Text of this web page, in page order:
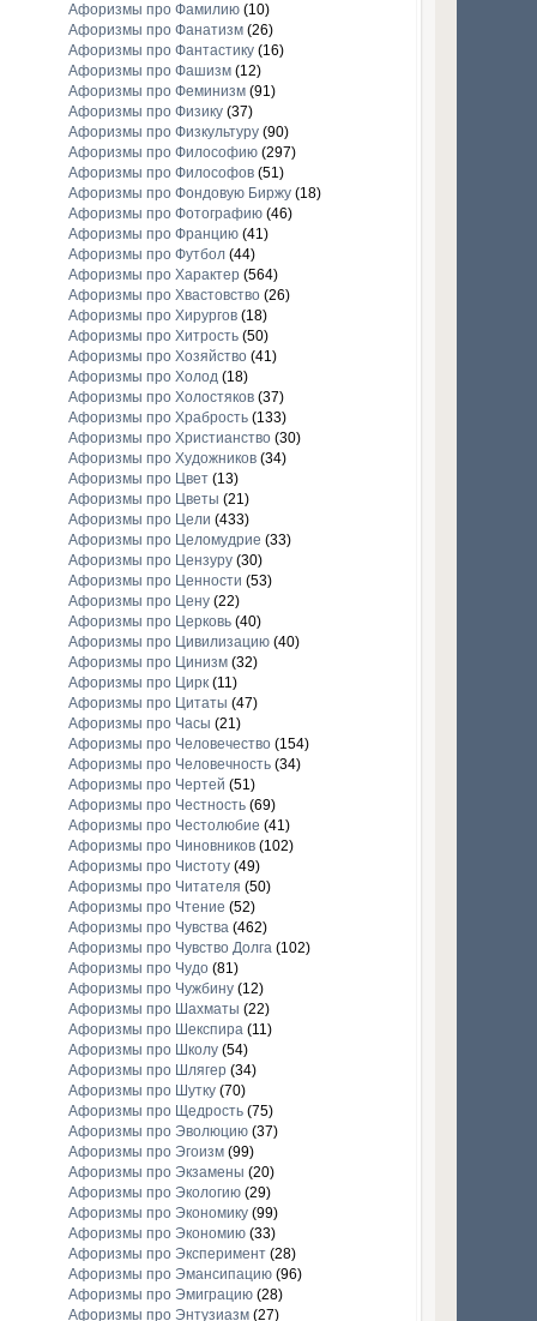
Афоризмы про Фамилию(10)
Афоризмы про Фанатизм(26)
Афоризмы про Фантастику(16)
Афоризмы про Фашизм(12)
Афоризмы про Феминизм(91)
Афоризмы про Физику(37)
Афоризмы про Физкультуру(90)
Афоризмы про Философию(297)
Афоризмы про Философов(51)
Афоризмы про Фондовую Биржу(18)
Афоризмы про Фотографию(46)
Афоризмы про Францию(41)
Афоризмы про Футбол(44)
Афоризмы про Характер(564)
Афоризмы про Хвастовство(26)
Афоризмы про Хирургов(18)
Афоризмы про Хитрость(50)
Афоризмы про Хозяйство(41)
Афоризмы про Холод(18)
Афоризмы про Холостяков(37)
Афоризмы про Храбрость(133)
Афоризмы про Христианство(30)
Афоризмы про Художников(34)
Афоризмы про Цвет(13)
Афоризмы про Цветы (21)
Афоризмы про Цели (433)
Афоризмы про Целомудрие (33)
Афоризмы про Цензуру(30)
Афоризмы про Ценности (53)
Афоризмы про Цену(22)
Афоризмы про Церковь(40)
Афоризмы про Цивилизацию(40)
Афоризмы про Цинизм(32)
Афоризмы про Цирк(11)
Афоризмы про Цитаты (47)
Афоризмы про Часы (21)
Афоризмы про Человечество(154)
Афоризмы про Человечность(34)
Афоризмы про Чертей (51)
Афоризмы про Честность(69)
Афоризмы про Честолюбие (41)
Афоризмы про Чиновников(102)
Афоризмы про Чистоту(49)
Афоризмы про Читателя (50)
Афоризмы про Чтение (52)
Афоризмы про Чувства(462)
Афоризмы про Чувство Долга(102)
Афоризмы про Чудо(81)
Афоризмы про Чужбину(12)
Афоризмы про Шахматы (22)
Афоризмы про Шекспира(11)
Афоризмы про Школу(54)
Афоризмы про Шлягер(34)
Афоризмы про Шутку(70)
Афоризмы про Щедрость(75)
Афоризмы про Эволюцию(37)
Афоризмы про Эгоизм(99)
Афоризмы про Экзамены (20)
Афоризмы про Экологию(29)
Афоризмы про Экономику(99)
Афоризмы про Экономию(33)
Афоризмы про Эксперимент(28)
Афоризмы про Эмансипацию(96)
Афоризмы про Эмиграцию(28)
Афоризмы про Энтузиазм(27)